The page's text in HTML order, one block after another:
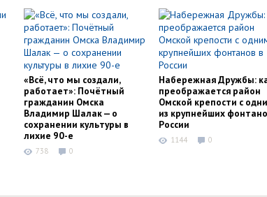
«Всё, что мы создали,
работает»: Почётный
гражданин Омска
Владимир Шалак — о
сохранении культуры в
лихие 90-е
738 0
Набережная Дружбы:
преображается район
Омской крепости с
из крупнейших
России
1144 0